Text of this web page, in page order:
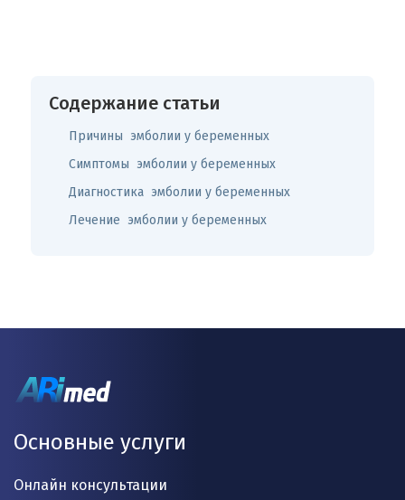
Содержание статьи
Причины эмболии у беременных
Симптомы эмболии у беременных
Диагностика эмболии у беременных
Лечение эмболии у беременных
Основные услуги
Онлайн консультации